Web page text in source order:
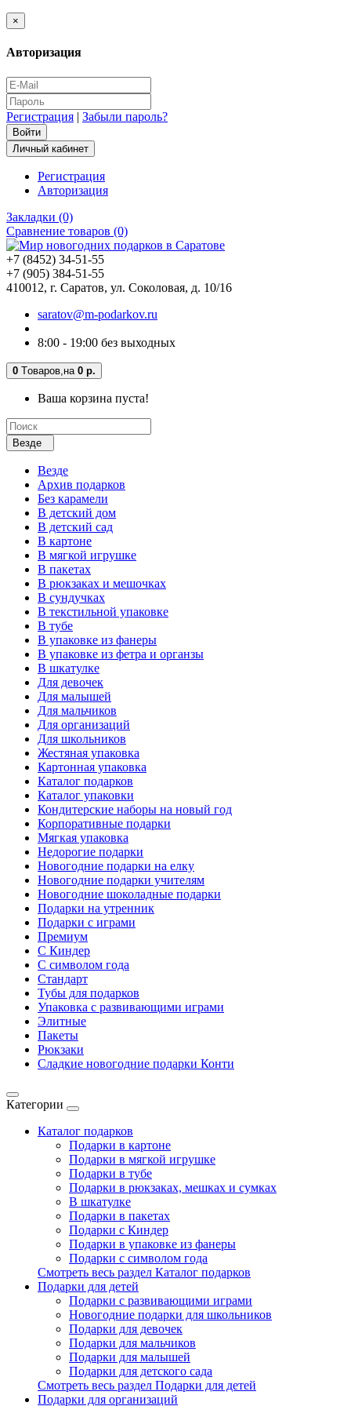
×
Авторизация
Регистрация | Забыли пароль?
Личный кабинет
Регистрация
Авторизация
Закладки (0)
Сравнение товаров (0)
+7 (8452) 34-51-55
+7 (905) 384-51-55
410012, г. Саратов, ул. Соколовая, д. 10/16
saratov@m-podarkov.ru
8:00 - 19:00 без выходных
0 Tоваров, на 0 р.
Ваша корзина пуста!
Везде
Везде
Архив подарков
Без карамели
В детский дом
В детский сад
В картоне
В мягкой игрушке
В пакетах
В рюкзаках и мешочках
В сундучках
В текстильной упаковке
В тубе
В упаковке из фанеры
В упаковке из фетра и органзы
В шкатулке
Для девочек
Для малышей
Для мальчиков
Для организаций
Для школьников
Жестяная упаковка
Картонная упаковка
Каталог подарков
Каталог упаковки
Кондитерские наборы на новый год
Корпоративные подарки
Мягкая упаковка
Недорогие подарки
Новогодние подарки на елку
Новогодние подарки учителям
Новогодние шоколадные подарки
Подарки на утренник
Подарки с играми
Премиум
С Киндер
С символом года
Стандарт
Тубы для подарков
Упаковка с развивающими играми
Элитные
Пакеты
Рюкзаки
Сладкие новогодние подарки Конти
Категории
Каталог подарков
Подарки в картоне
Подарки в мягкой игрушке
Подарки в тубе
Подарки в рюкзаках, мешках и сумках
В шкатулке
Подарки в пакетах
Подарки с Киндер
Подарки в упаковке из фанеры
Подарки с символом года
Смотреть весь раздел Каталог подарков
Подарки для детей
Подарки с развивающими играми
Новогодние подарки для школьников
Подарки для девочек
Подарки для мальчиков
Подарки для малышей
Подарки для детского сада
Смотреть весь раздел Подарки для детей
Подарки для организаций